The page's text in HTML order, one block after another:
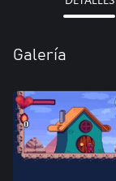
Galería